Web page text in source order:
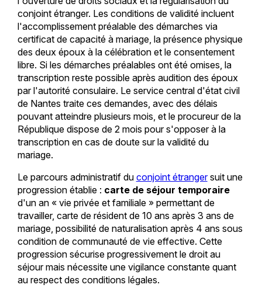
conjoint étranger. Les conditions de validité incluent
l'accomplissement préalable des démarches via
certificat de capacité à mariage, la présence physique
des deux époux à la célébration et le consentement
libre. Si les démarches préalables ont été omises, la
transcription reste possible après audition des époux
par l'autorité consulaire. Le service central d'état civil
de Nantes traite ces demandes, avec des délais
pouvant atteindre plusieurs mois, et le procureur de la
République dispose de 2 mois pour s'opposer à la
transcription en cas de doute sur la validité du
mariage.
Le parcours administratif du conjoint étrangersuit une
progression établie : carte de séjour temporaire
d'un an « vie privée et familiale » permettant de
travailler, carte de résident de 10 ans après 3 ans de
mariage, possibilité de naturalisation après 4 ans sous
condition de communauté de vie effective. Cette
progression sécurise progressivement le droit au
séjour mais nécessite une vigilance constante quant
au respect des conditions légales.